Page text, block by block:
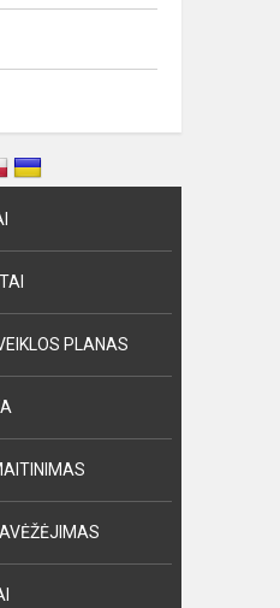
PLANAS